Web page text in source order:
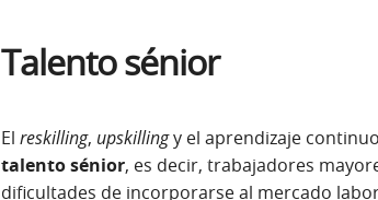
Talento sénior
El reskilling, upskillingy el aprendizaje
talento sénior, es decir, trabajadores
dificultades de incorporarse al mercado